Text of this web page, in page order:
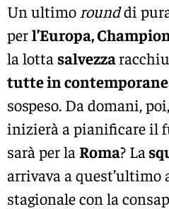
Un ultimo rounddi
perl’Europa,
la lotta salvezza
tutte in
sospeso. Da domani,
inizierà a pianificare il
sarà per la Roma? La
arrivava a
stagionale con la